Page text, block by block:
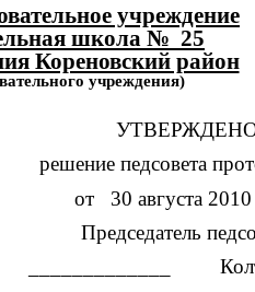
учреждение
школа № 25
Кореновский район
учреждения)
решение педсовета
от 30 августа
Председатель
_____________